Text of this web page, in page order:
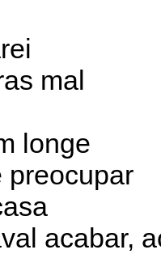
mal
longe
preocupar
acabar,